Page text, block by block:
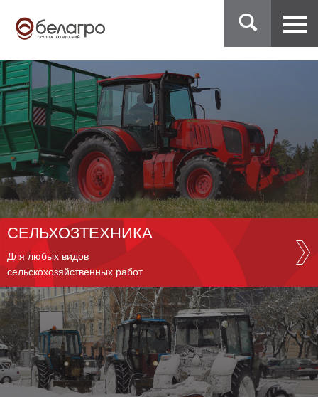
СЕЛЬХОЗТЕХНИКА
Для любых видов
сельскохозяйственных работ